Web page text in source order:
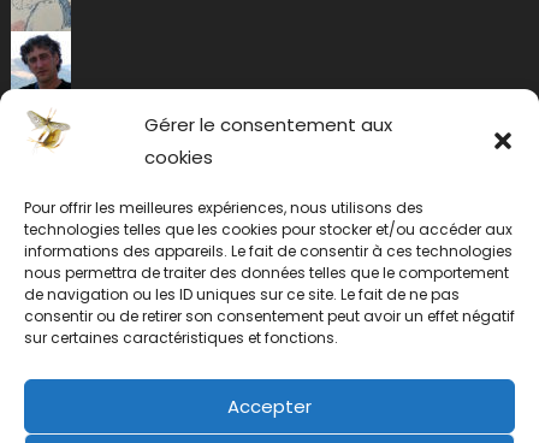
Gérer le consentement aux
cookies
Pour offrir les meilleures expériences, nous utilisons des
technologies telles que les cookies pour stocker et/ou accéder aux
informations des appareils. Le fait de consentir à ces technologies
nous permettra de traiter des données telles que le comportement
de navigation ou les ID uniques sur ce site. Le fait de ne pas
consentir ou de retirer son consentement peut avoir un effet négatif
sur certaines caractéristiques et fonctions.
Accepter